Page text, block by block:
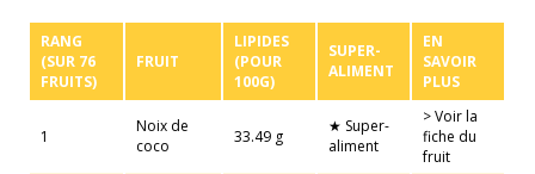
RANG
(SUR 76
FRUITS)
FRUIT
LIPIDES
(POUR
100G)
SUPER-
ALIMENT
EN
SAVOIR
PLUS
1
Noix de
coco
33.49 g
★ Super-
aliment
> Voir la
fiche du
fruit